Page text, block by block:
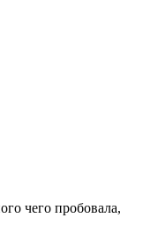
чего пробовала,